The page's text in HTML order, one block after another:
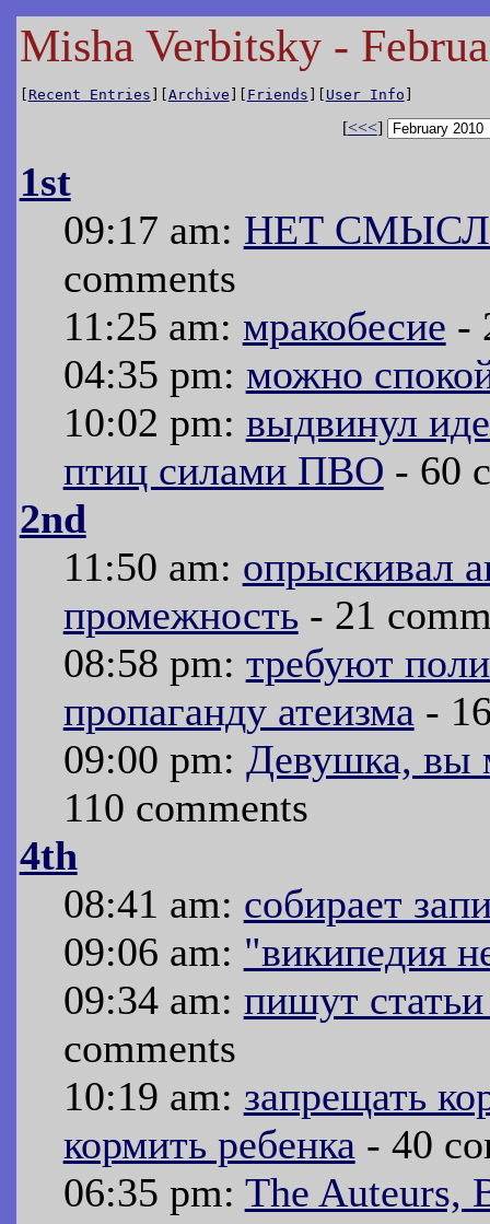
Misha Verbitsky -
[ Recent Entries ][Archive ][ Friends ][ User Info ]
[<<<]
1st
09:17 am: НЕТ
comments
11:25 am: мракобесие -
04:35 pm: можно
10:02 pm: выдвинул
птиц силами ПВО - 60
2nd
11:50 am: опрыскивал
промежность- 21
08:58 pm: требуют
пропаганду атеизма -
09:00 pm: Девушка, вы
110 comments
4th
08:41 am: собирает
09:06 am: "википедия
09:34 am: пишут
comments
10:19 am: запрещать
кормить ребенка - 40
06:35 pm: The Auteurs,